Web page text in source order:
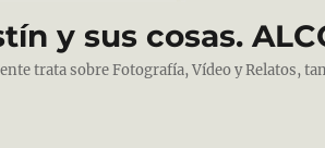
y sus cosas.
trata sobre Fotografía, Vídeo y Relatos,